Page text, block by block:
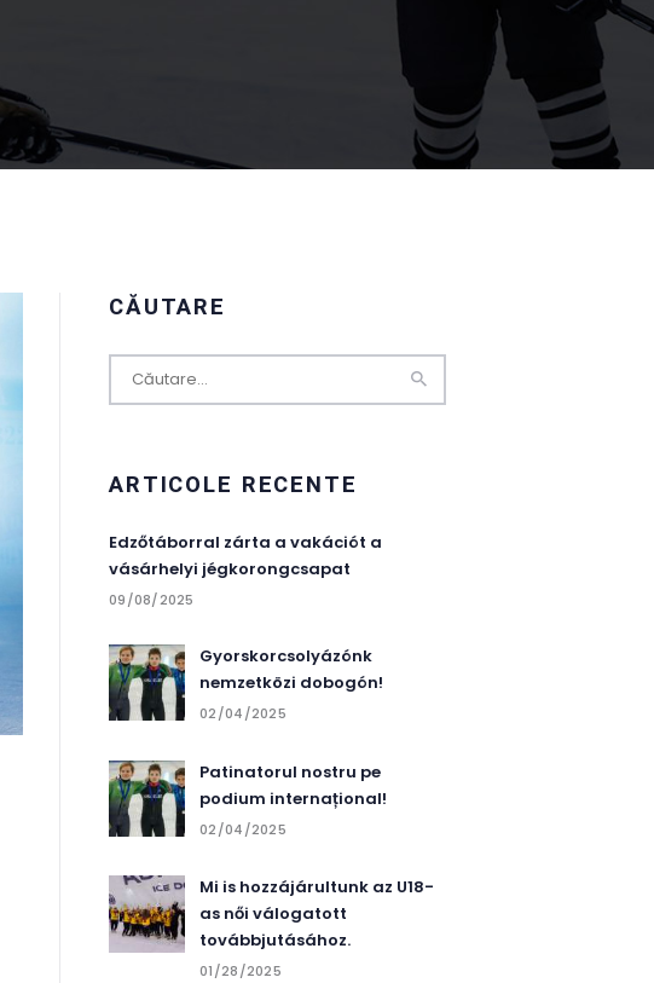
CĂUTARE
ARTICOLE RECENTE
Edzőtáborral zárta a vakációt a
vásárhelyi jégkorongcsapat
09/08/2025
Gyorskorcsolyázónk
nemzetközi dobogón!
02/04/2025
Patinatorul nostru pe
podium internațional!
02/04/2025
Mi is hozzájárultunk az U18-
as női válogatott
továbbjutásához.
01/28/2025